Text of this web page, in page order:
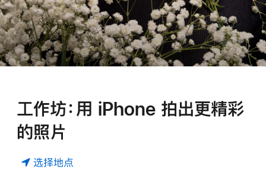
工作坊：用 iPhone 拍出更精彩
的照片
选择地点